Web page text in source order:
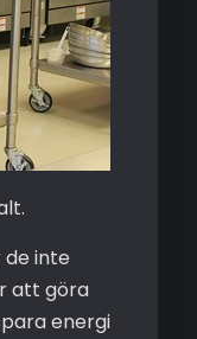
de inte
att göra
energi